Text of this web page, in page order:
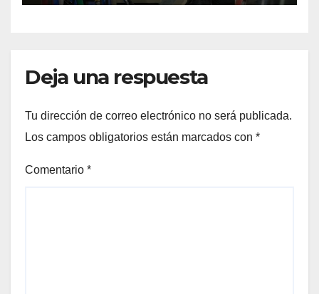
tanque cuesta más de
Deja una respuesta
Tu dirección de correo electrónico no será publicada.
Los campos obligatorios están marcados con *
Comentario *